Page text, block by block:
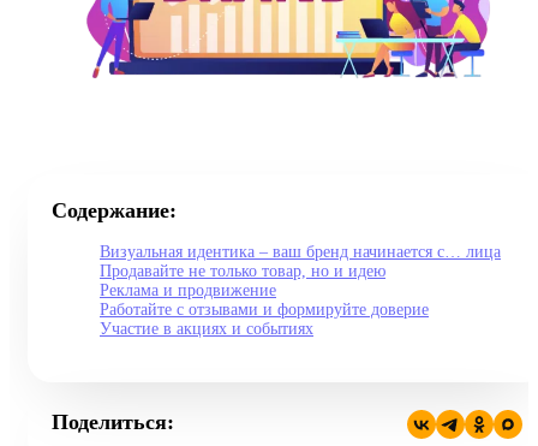
Содержание:
Визуальная идентика – ваш бренд начинается с… лица
Продавайте не только товар, но и идею
Реклама и продвижение
Работайте с отзывами и формируйте доверие
Участие в акциях и событиях
Поделиться: